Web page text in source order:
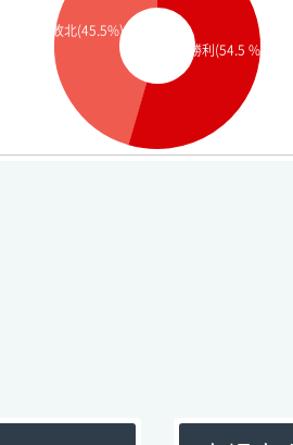
勝利(54.5 %)
敗北(45.5%)